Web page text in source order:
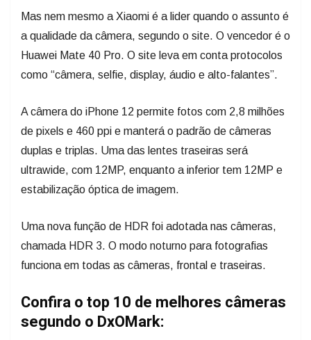
Mas nem mesmo a Xiaomi é a lider quando o assunto é
a qualidade da câmera, segundo o site. O vencedor é o
Huawei Mate 40 Pro. O site leva em conta protocolos
como “câmera, selfie, display, áudio e alto-falantes”.
A câmera do iPhone 12 permite fotos com 2,8 milhões
de pixels e 460 ppi e manterá o padrão de câmeras
duplas e triplas. Uma das lentes traseiras será
ultrawide, com 12MP, enquanto a inferior tem 12MP e
estabilização óptica de imagem.
Uma nova função de HDR foi adotada nas câmeras,
chamada HDR 3. O modo noturno para fotografias
funciona em todas as câmeras, frontal e traseiras.
Confira o top 10 de melhores câmeras
segundo o DxOMark: